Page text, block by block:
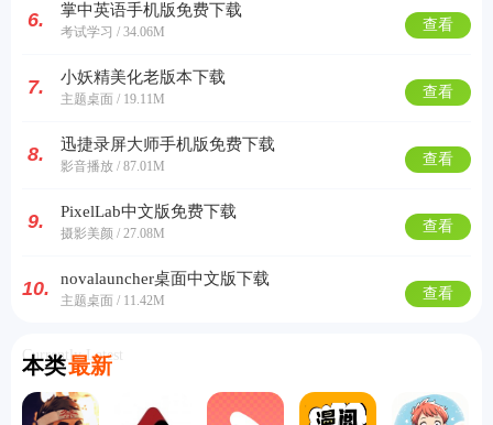
6. 掌中英语手机版免费下载
考试学习 / 34.06M 查看
7. 小妖精美化老版本下载
主题桌面 / 19.11M 查看
8. 迅捷录屏大师手机版免费下载
影音播放 / 87.01M 查看
9. PixelLab中文版免费下载
摄影美颜 / 27.08M 查看
10. novalauncher桌面中文版下载
主题桌面 / 11.42M 查看
本类最新
Currently Latest